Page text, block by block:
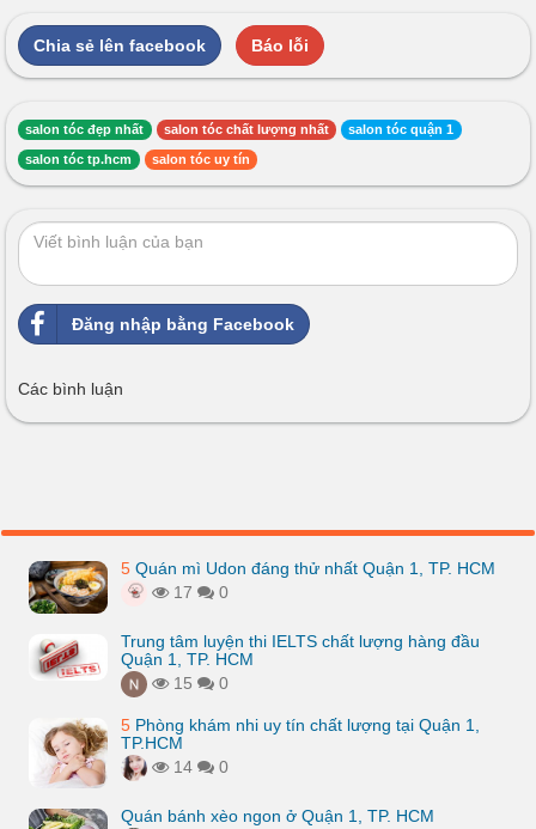
Chia sẻ lên facebook Báo lỗi
salon tóc đẹp nhất salon tóc chất lượng nhất salon tóc quận 1
salon tóc tp.hcm salon tóc uy tín
Đăng nhập bằng Facebook
Các bình luận
5 Quán mì Udon đáng thử nhất Quận 1, TP. HCM
17
0
Trung tâm luyện thi IELTS chất lượng hàng đầu
Quận 1, TP. HCM
15
0
5 Phòng khám nhi uy tín chất lượng tại Quận 1,
TP.HCM
14
0
Quán bánh xèo ngon ở Quận 1, TP. HCM